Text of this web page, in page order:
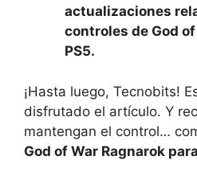
actualizaciones
controles de God
PS5.
¡Hasta luego, Tecnobits!
disfrutado el artículo. Y
mantengan el control…
God of War Ragnarok